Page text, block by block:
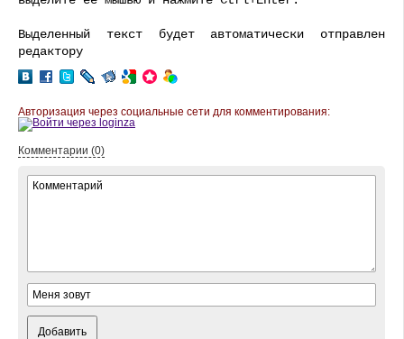
Выделенный текст будет автоматически отправлен
редактору
Авторизация через социальные сети для комментирования:
Комментарии (0)
Добавить